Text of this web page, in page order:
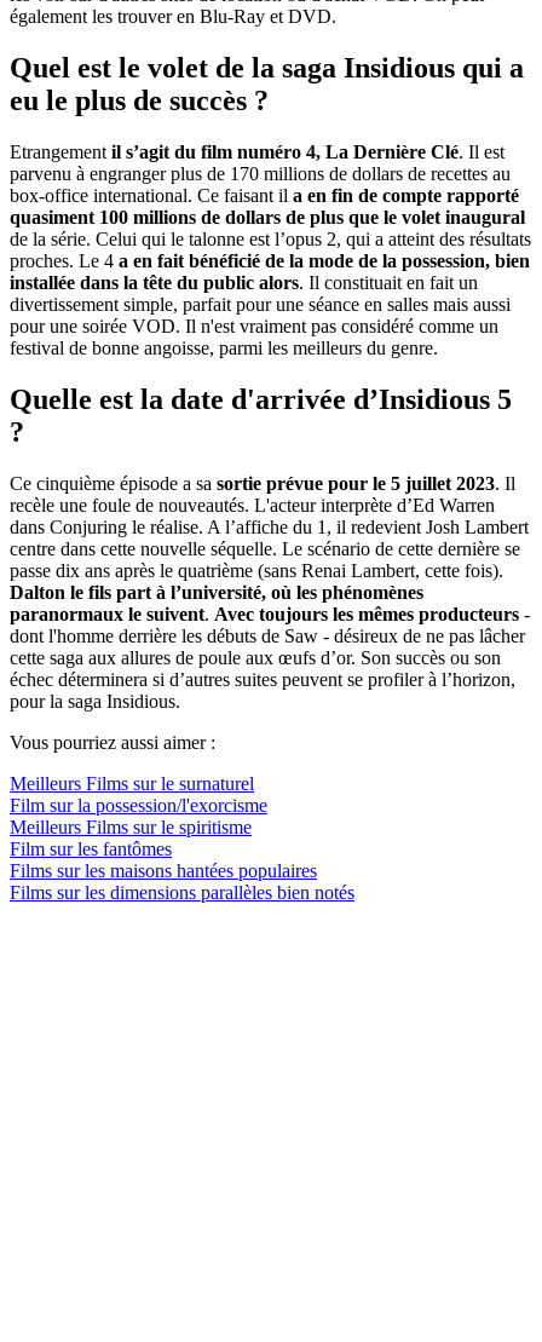
également les trouver en Blu-Ray et DVD.
Quel est le volet de la saga Insidious qui a
eu le plus de succès ?
Etrangement il s’agit du film numéro 4, La Dernière Clé. Il est
parvenu à engranger plus de 170 millions de dollars de recettes au
box-office international. Ce faisant il a en fin de compte rapporté
quasiment 100 millions de dollars de plus que le volet inaugural
de la série. Celui qui le talonne est l’opus 2, qui a atteint des résultats
proches. Le 4 a en fait bénéficié de la mode de la possession, bien
installée dans la tête du public alors. Il constituait en fait un
divertissement simple, parfait pour une séance en salles mais aussi
pour une soirée VOD. Il n'est vraiment pas considéré comme un
festival de bonne angoisse, parmi les meilleurs du genre.
Quelle est la date d'arrivée d’Insidious 5
?
Ce cinquième épisode a sa sortie prévue pour le 5 juillet 2023. Il
recèle une foule de nouveautés. L'acteur interprète d’Ed Warren
dans Conjuring le réalise. A l’affiche du 1, il redevient Josh Lambert
centre dans cette nouvelle séquelle. Le scénario de cette dernière se
passe dix ans après le quatrième (sans Renai Lambert, cette fois).
Dalton le fils part à l’université, où les phénomènes
paranormaux le suivent. Avec toujours les mêmes producteurs -
dont l'homme derrière les débuts de Saw - désireux de ne pas lâcher
cette saga aux allures de poule aux œufs d’or. Son succès ou son
échec déterminera si d’autres suites peuvent se profiler à l’horizon,
pour la saga Insidious.
Vous pourriez aussi aimer :
Meilleurs Films sur le surnaturel
Film sur la possession/l'exorcisme
Meilleurs Films sur le spiritisme
Film sur les fantômes
Films sur les maisons hantées populaires
Films sur les dimensions parallèles bien notés